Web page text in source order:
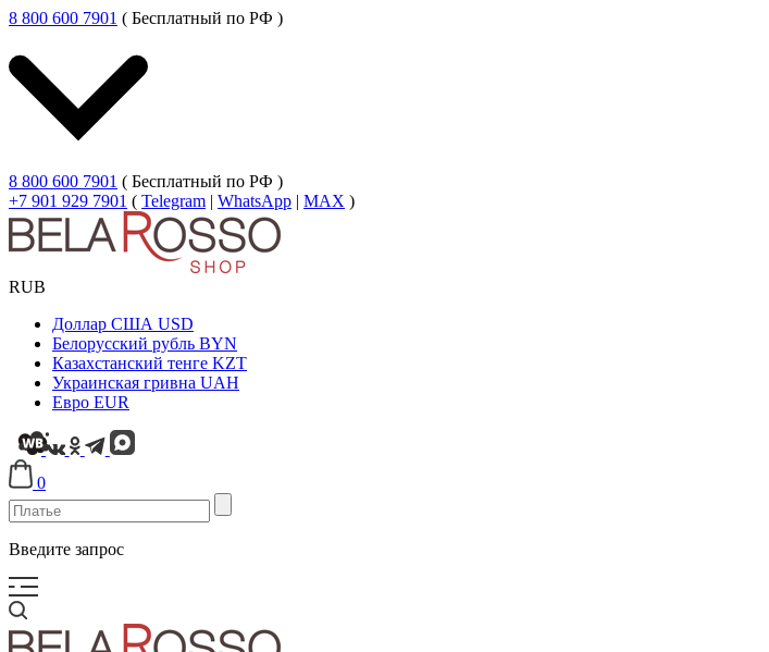
8 800 600 7901 ( Бесплатный по РФ )
8 800 600 7901 ( Бесплатный по РФ )
+7 901 929 7901 ( Telegram | WhatsApp | MAX )
RUB
Доллар США USD
Белорусский рубль BYN
Казахстанский тенге KZT
Украинская гривна UAH
Евро EUR
0
Введите запрос